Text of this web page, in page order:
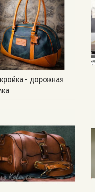
выкроек 🔥
в программе
дорожная
ролл-топ ✂️
creative awl
- дорожная